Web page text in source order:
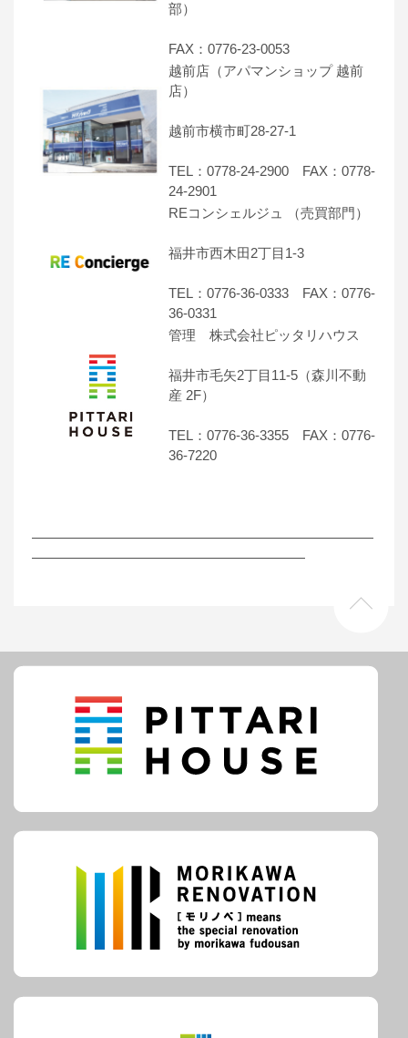
部）
FAX：0776-23-0053
越前店（アパマンショップ 越前
店）
越前市横市町28-27-1
TEL：0778-24-2900 FAX：0778-
24-2901
REコンシェルジュ （売買部門）
福井市西木田2丁目1-3
TEL：0776-36-0333 FAX：0776-
36-0331
管理 株式会社ピッタリハウス
福井市毛矢2丁目11-5（森川不動
産 2F）
TEL：0776-36-3355 FAX：0776-
36-7220
―――――――――――――――――――――――――
――――――――――――――――――――